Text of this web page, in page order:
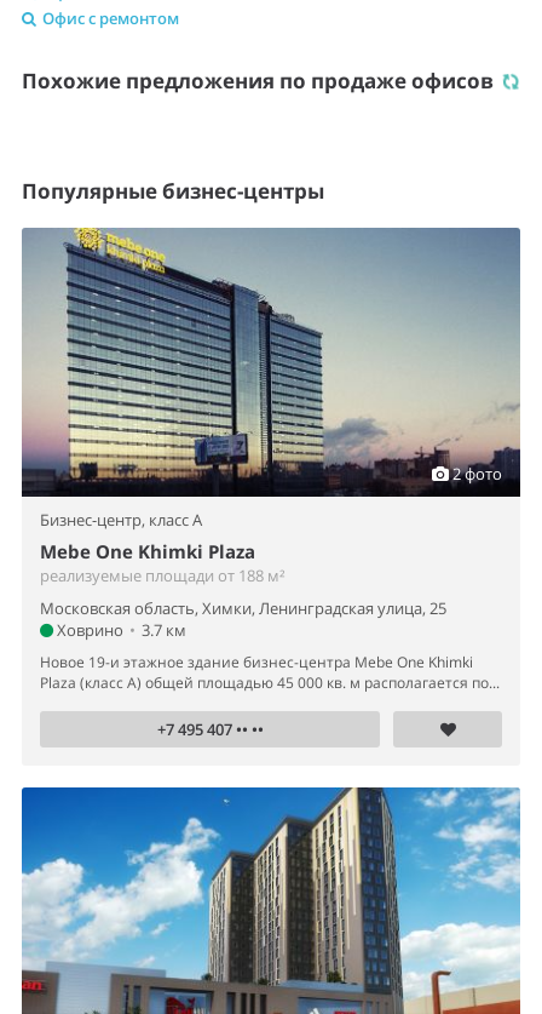
Офис с ремонтом
Похожие предложения по продаже офисов
Популярные бизнес-центры
2 фото
Бизнес-центр, класс A
Mebe One Khimki Plaza
реализуемые площади от 188 м²
Московская область, Химки, Ленинградская улица, 25
Ховрино • 3.7 км
Новое 19-и этажное здание бизнес-центра Mebe One Khimki
Plaza (класс А) общей площадью 45 000 кв. м располагается по...
+7 495 407 •• ••